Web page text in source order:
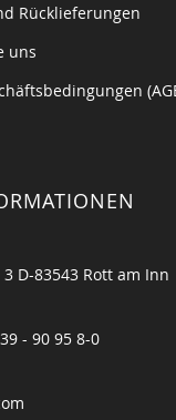
Rücklieferungen
uns
D-83543 Rott am Inn
- 90 95 8-0